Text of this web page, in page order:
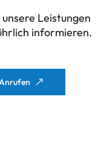
Leistungen
informieren.